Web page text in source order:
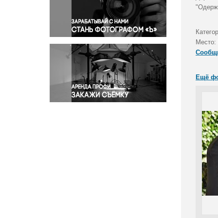
Правосудие
Происшествия и конфликты
Религия
Светская жизнь
Спорт
Экология
Экономика и бизнес
Место:
Ещё